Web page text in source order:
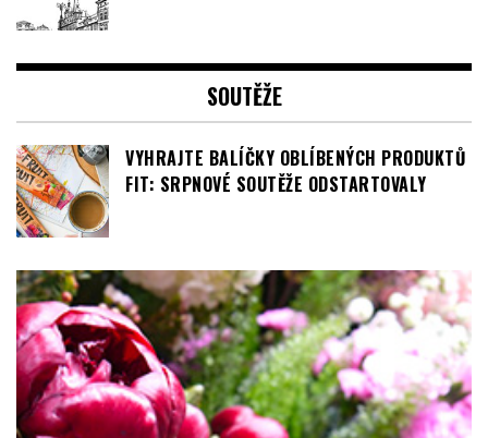
SOUTĚŽE
VYHRAJTE BALÍČKY OBLÍBENÝCH PRODUKTŮ
FIT: SRPNOVÉ SOUTĚŽE ODSTARTOVALY